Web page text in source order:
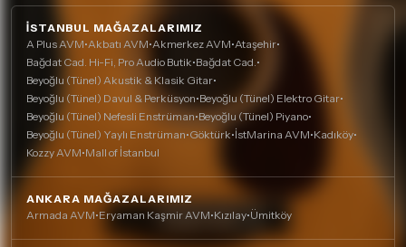
İSTANBUL MAĞAZALARIMIZ
A Plus AVM•Akbatı AVM•Akmerkez AVM•Ataşehir•
Bağdat Cad. Hi-Fi, Pro Audio Butik•Bağdat Cad. •
Beyoğlu (Tünel) Akustik & Klasik Gitar•
Beyoğlu (Tünel) Davul & Perküsyon•Beyoğlu (Tünel) Elektro Gitar•
Beyoğlu (Tünel) Nefesli Enstrüman•Beyoğlu (Tünel) Piyano•
Beyoğlu (Tünel) Yaylı Enstrüman•Göktürk•İstMarina AVM•Kadıköy•
Kozzy AVM•Mall of İstanbul
ANKARA MAĞAZALARIMIZ
Armada AVM•Eryaman Kaşmir AVM•Kızılay•Ümitköy